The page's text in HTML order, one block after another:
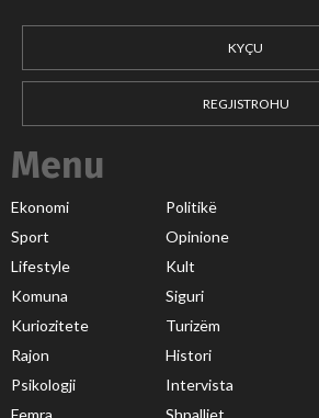
KYÇU
REGJISTROHU
Menu
Ekonomi Politikë
Sport
Opinione
Lifestyle
Kult
Komuna
Siguri
Kuriozitete
Turizëm
Rajon
Histori
Psikologji
Intervista